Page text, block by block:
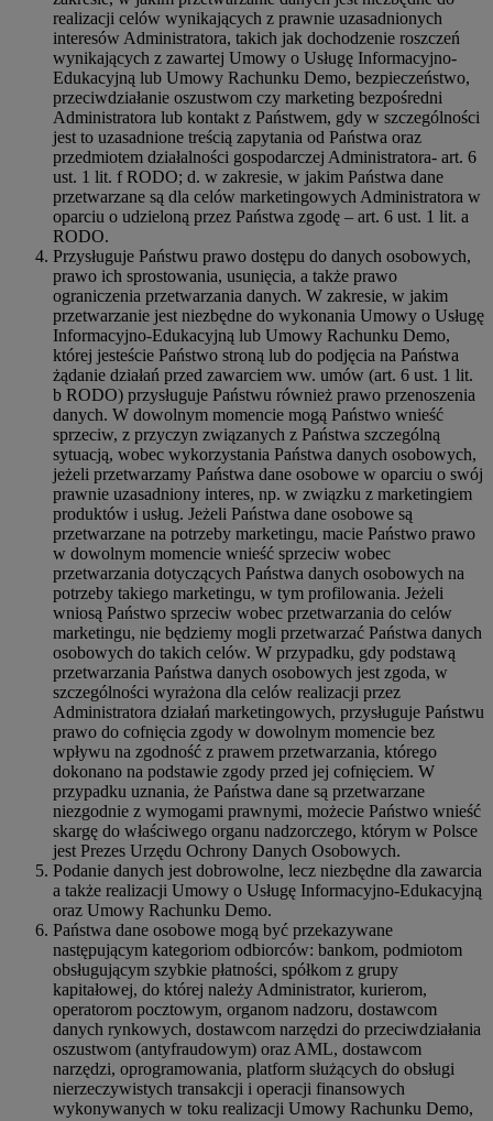
realizacji celów wynikających z prawnie uzasadnionych
interesów Administratora, takich jak dochodzenie roszczeń
wynikających z zawartej Umowy o Usługę Informacyjno-
Edukacyjną lub Umowy Rachunku Demo, bezpieczeństwo,
przeciwdziałanie oszustwom czy marketing bezpośredni
Administratora lub kontakt z Państwem, gdy w szczególności
jest to uzasadnione treścią zapytania od Państwa oraz
przedmiotem działalności gospodarczej Administratora- art. 6
ust. 1 lit. f RODO; d. w zakresie, w jakim Państwa dane
przetwarzane są dla celów marketingowych Administratora w
oparciu o udzieloną przez Państwa zgodę – art. 6 ust. 1 lit. a
RODO.
Przysługuje Państwu prawo dostępu do danych osobowych,
prawo ich sprostowania, usunięcia, a także prawo
ograniczenia przetwarzania danych. W zakresie, w jakim
przetwarzanie jest niezbędne do wykonania Umowy o Usługę
Informacyjno-Edukacyjną lub Umowy Rachunku Demo,
której jesteście Państwo stroną lub do podjęcia na Państwa
żądanie działań przed zawarciem ww. umów (art. 6 ust. 1 lit.
b RODO) przysługuje Państwu również prawo przenoszenia
danych. W dowolnym momencie mogą Państwo wnieść
sprzeciw, z przyczyn związanych z Państwa szczególną
sytuacją, wobec wykorzystania Państwa danych osobowych,
jeżeli przetwarzamy Państwa dane osobowe w oparciu o swój
prawnie uzasadniony interes, np. w związku z marketingiem
produktów i usług. Jeżeli Państwa dane osobowe są
przetwarzane na potrzeby marketingu, macie Państwo prawo
w dowolnym momencie wnieść sprzeciw wobec
przetwarzania dotyczących Państwa danych osobowych na
potrzeby takiego marketingu, w tym profilowania. Jeżeli
wniosą Państwo sprzeciw wobec przetwarzania do celów
marketingu, nie będziemy mogli przetwarzać Państwa danych
osobowych do takich celów. W przypadku, gdy podstawą
przetwarzania Państwa danych osobowych jest zgoda, w
szczególności wyrażona dla celów realizacji przez
Administratora działań marketingowych, przysługuje Państwu
prawo do cofnięcia zgody w dowolnym momencie bez
wpływu na zgodność z prawem przetwarzania, którego
dokonano na podstawie zgody przed jej cofnięciem. W
przypadku uznania, że Państwa dane są przetwarzane
niezgodnie z wymogami prawnymi, możecie Państwo wnieść
skargę do właściwego organu nadzorczego, którym w Polsce
jest Prezes Urzędu Ochrony Danych Osobowych.
Podanie danych jest dobrowolne, lecz niezbędne dla zawarcia
a także realizacji Umowy o Usługę Informacyjno-Edukacyjną
oraz Umowy Rachunku Demo.
Państwa dane osobowe mogą być przekazywane
następującym kategoriom odbiorców: bankom, podmiotom
obsługującym szybkie płatności, spółkom z grupy
kapitałowej, do której należy Administrator, kurierom,
operatorom pocztowym, organom nadzoru, dostawcom
danych rynkowych, dostawcom narzędzi do przeciwdziałania
oszustwom (antyfraudowym) oraz AML, dostawcom
narzędzi, oprogramowania, platform służących do obsługi
nierzeczywistych transakcji i operacji finansowych
wykonywanych w toku realizacji Umowy Rachunku Demo,